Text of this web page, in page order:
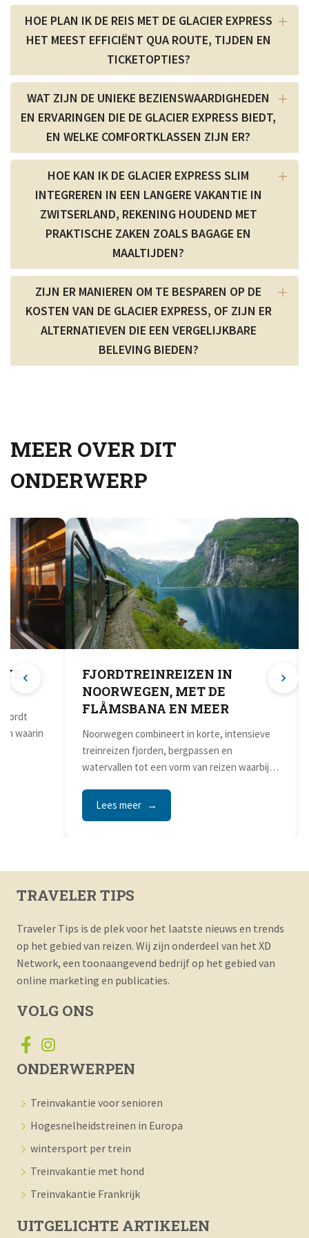
HOE PLAN IK DE REIS MET DE GLACIER EXPRESS
HET MEEST EFFICIËNT QUA ROUTE, TIJDEN EN
TICKETOPTIES?
WAT ZIJN DE UNIEKE BEZIENSWAARDIGHEDEN
EN ERVARINGEN DIE DE GLACIER EXPRESS BIEDT,
EN WELKE COMFORTKLASSEN ZIJN ER?
HOE KAN IK DE GLACIER EXPRESS SLIM
INTEGREREN IN EEN LANGERE VAKANTIE IN
ZWITSERLAND, REKENING HOUDEND MET
PRAKTISCHE ZAKEN ZOALS BAGAGE EN
MAALTIJDEN?
ZIJN ER MANIEREN OM TE BESPAREN OP DE
KOSTEN VAN DE GLACIER EXPRESS, OF ZIJN ER
ALTERNATIEVEN DIE EEN VERGELIJKBARE
BELEVING BIEDEN?
MEER OVER DIT
ONDERWERP
FJORDTREINREIZEN IN
NOORWEGEN, MET DE
FLÅMSBANA EN MEER
Noorwegen combineert in korte, intensieve
treinreizen fjorden, bergpassen en
watervallen tot een vorm van reizen waarbij
Lees meer
VOOR
TRAVELER TIPS
Traveler Tips is de plek voor het laatste nieuws en trends
op het gebied van reizen. Wij zijn onderdeel van het XD
Network, een toonaangevend bedrijf op het gebied van
online marketing en publicaties.
VOLG ONS
ONDERWERPEN
Treinvakantie voor senioren
Hogesnelheidstreinen in Europa
wintersport per trein
Treinvakantie met hond
Treinvakantie Frankrijk
UITGELICHTE ARTIKELEN